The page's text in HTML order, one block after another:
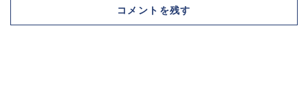
コメントを残す